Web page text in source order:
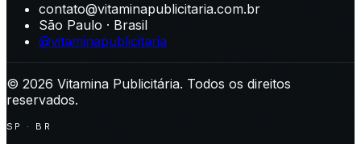
contato@vitaminapublicitaria.com.br
São Paulo · Brasil
@vitaminapublicitaria
© 2026 Vitamina Publicitária. Todos os direitos
reservados.
SP · BR